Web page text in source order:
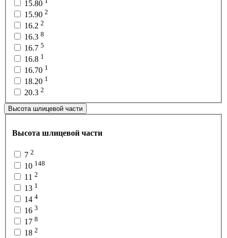
15.80
15.90 2
16.2 2
16.3 8
16.7 5
16.8 1
16.70 1
18.20 1
20.3 2
Высота шлицевой части
Высота шлицевой части
7 2
10 148
11 2
13 1
14 4
16 3
17 8
18 2